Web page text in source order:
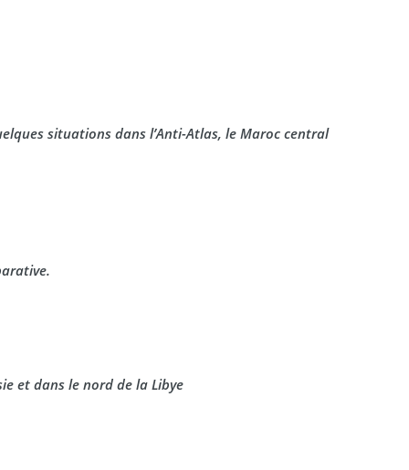
situations dans l’Anti-Atlas, le Maroc central
et dans le nord de la Libye